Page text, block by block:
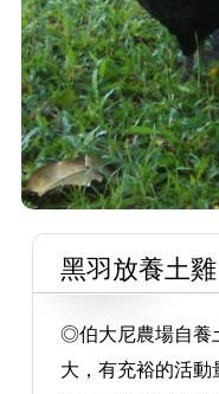
黑羽放養土雞
◎伯大尼農場自養
大，有充裕的活動